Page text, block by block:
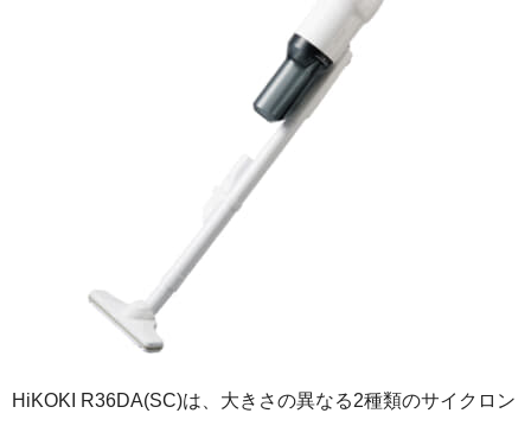
HiKOKI R36DA(SC)は、大きさの異なる2種類のサイクロン